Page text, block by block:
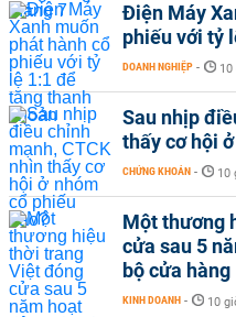
Điện Máy
phiếu với tỷ
DOANH NGHIỆP -
Sau nhịp
thấy cơ hội
CHỨNG KHOÁN - 10
Một thương
cửa sau 5
bộ cửa hàng
KINH DOANH - 10